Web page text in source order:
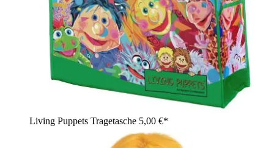
Living Puppets Tragetasche 5,00 €*